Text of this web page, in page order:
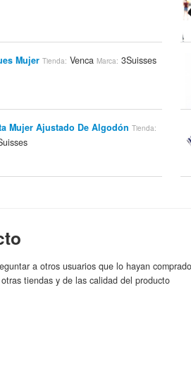
Mujer Tienda: VencaMarca: 3Suisses
Mujer Ajustado De Algodón Tienda:
Sin Mangas Mujer Tienda:Venca
a otros usuarios que lo hayan
tiendas y de las calidad del producto